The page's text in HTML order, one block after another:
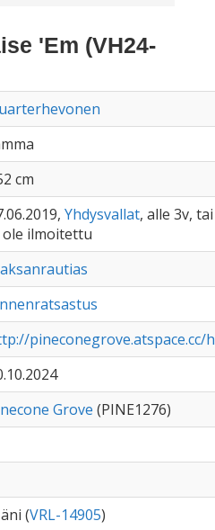
'Em (VH24-
cm
Yhdysvallat, alle 3v,
ole ilmoitettu
pineconegrove.atspace.cc/
Grove (PINE1276)
(VRL-14905)